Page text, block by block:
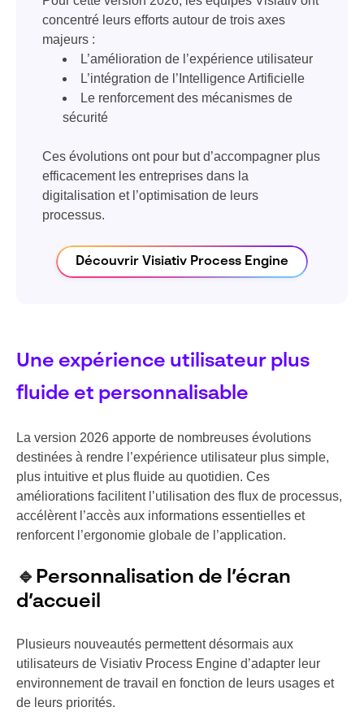
concentré leurs efforts autour de trois axes
majeurs :
L’amélioration de l’expérience utilisateur
L’intégration de l’Intelligence Artificielle
Le renforcement des mécanismes de
sécurité
Ces évolutions ont pour but d’accompagner plus
efficacement les entreprises dans la
digitalisation et l’optimisation de leurs
processus.
Découvrir Visiativ Process Engine
Une expérience utilisateur plus
fluide et personnalisable
La version 2026 apporte de nombreuses évolutions
destinées à rendre l’expérience utilisateur plus simple,
plus intuitive et plus fluide au quotidien. Ces
améliorations facilitent l’utilisation des flux de processus,
accélèrent l’accès aux informations essentielles et
renforcent l’ergonomie globale de l’application.
🔹 Personnalisation de l’écran
d’accueil
Plusieurs nouveautés permettent désormais aux
utilisateurs de Visiativ Process Engine d’adapter leur
environnement de travail en fonction de leurs usages et
de leurs priorités.